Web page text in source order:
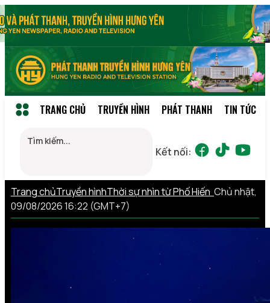
TRANG CHỦ TRUYỀN HÌNH PHÁT THANH TIN TỨC
Kết nối:
Trang chủTruyền hìnhThời sự nhìn từ Phố Hiến Chủ nhật,
09/08/2026 16:22 (GMT+7)